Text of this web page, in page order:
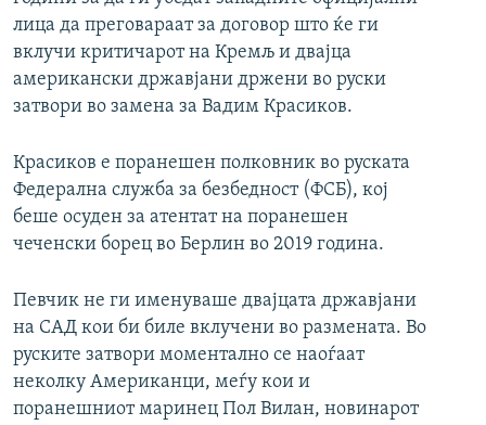
лица да преговараат за договор што ќе ги
вклучи критичарот на Кремљ и двајца
американски државјани држени во руски
затвори во замена за Вадим Красиков.
Красиков е поранешен полковник во руската
Федерална служба за безбедност (ФСБ), кој
беше осуден за атентат на поранешен
чеченски борец во Берлин во 2019 година.
Певчик не ги именуваше двајцата државјани
на САД кои би биле вклучени во размената. Во
руските затвори моментално се наоѓаат
неколку Американци, меѓу кои и
поранешниот маринец Пол Вилан, новинарот